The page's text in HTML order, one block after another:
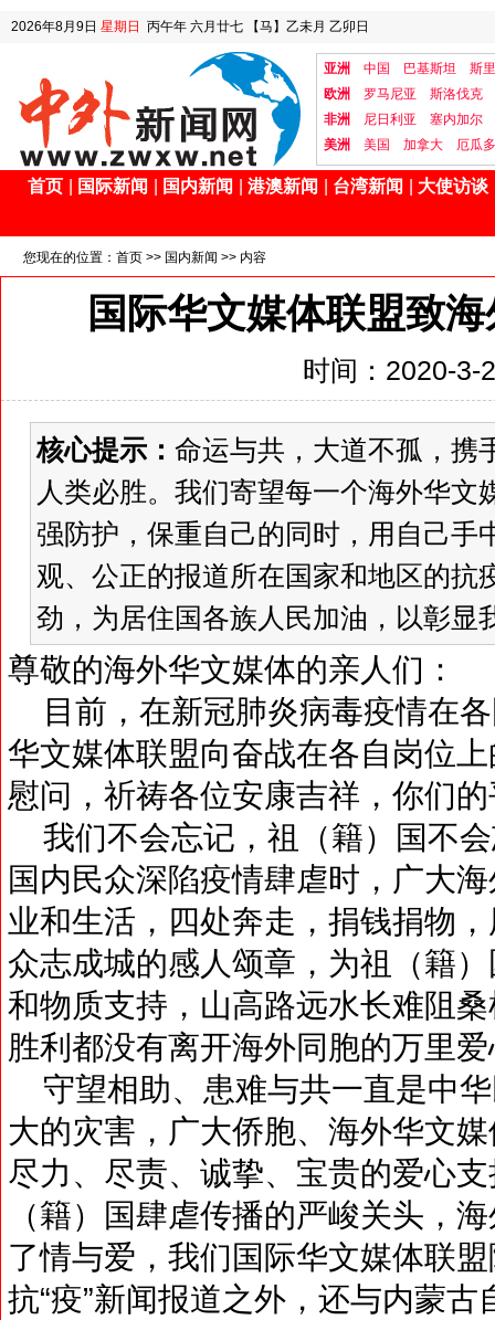
2026年8月9日 星期日 丙午年 六月廿七 【马】乙未月 乙卯日
亚洲 中国 巴基斯坦
斯
欧洲
罗马尼亚
斯洛伐克
非洲
尼日利亚
塞内加尔
美洲
美国 加拿大 厄瓜
首页 国际新闻 国内新闻 港澳新闻 台湾新闻 大使访谈
您现在的位置： 首页 >> 国内新闻 >> 内容
国际华文媒体联盟致
时间：2020-3-
核心提示： 命运与共，大道不孤，携
人类必胜。我们寄望每一个海外华
强防护，保重自己的同时，用自己手
观、公正的报道所在国家和地区的抗
劲，为居住国各族人民加油，以彰显
尊敬的海外华文媒体的亲人们：
目前，在新冠肺炎病毒疫情在
华文媒体联盟向奋战在各自岗位
慰问，祈祷各位安康吉祥，你们
我们不会忘记，祖（籍）国不
国内民众深陷疫情肆虐时，广大
业和生活，四处奔走，捐钱捐物
众志成城的感人颂章，为祖（籍
和物质支持，山高路远水长难阻
胜利都没有离开海外同胞的万里
守望相助、患难与共一直是中
大的灾害，广大侨胞、海外华文
尽力、尽责、诚挚、宝贵的爱心
（籍）国肆虐传播的严峻关头，
了情与爱，我们国际华文媒体联
抗“疫”新闻报道之外，还与内蒙